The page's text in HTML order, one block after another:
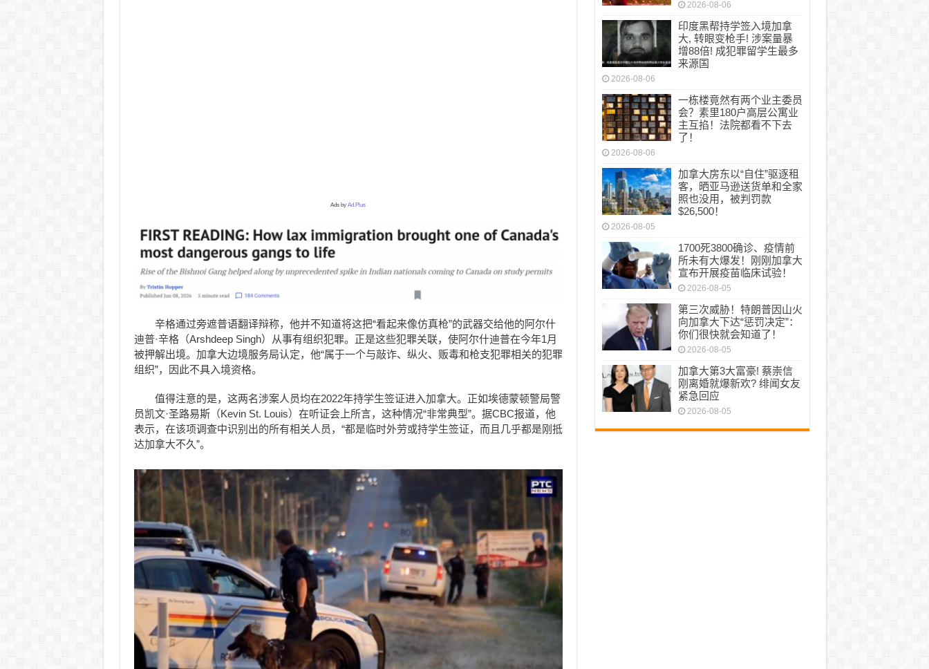
Ads by Ad.Plus
辛格通过旁遮普语翻译辩称，他并不知道将这把“看起来像仿真枪”的武器交给他的阿尔什
迪普·辛格（Arshdeep Singh）从事有组织犯罪。正是这些犯罪关联，使阿尔什迪普在今年1月
被押解出境。加拿大边境服务局认定，他“属于一个与敲诈、纵火、贩毒和枪支犯罪相关的犯罪
组织”，因此不具入境资格。
值得注意的是，这两名涉案人员均在2022年持学生签证进入加拿大。正如埃德蒙顿警局警
员凯文·圣路易斯（Kevin St. Louis）在听证会上所言，这种情况“非常典型”。据CBC报道，他
表示，在该项调查中识别出的所有相关人员，“都是临时外劳或持学生签证，而且几乎都是刚抵
达加拿大不久”。
2026-08-06
印度黑帮持学签入境加拿
大, 转眼变枪手! 涉案量暴
增88倍! 成犯罪留学生最多
来源国
2026-08-06
一栋楼竟然有两个业主委员
会？素里180户高层公寓业
主互掐！法院都看不下去
了！
2026-08-06
加拿大房东以“自住”驱逐租
客，晒亚马逊送货单和全家
照也没用，被判罚款
$26,500！
2026-08-05
1700死3800确诊、疫情前
所未有大爆发！刚刚加拿大
宣布开展疫苗临床试验！
2026-08-05
第三次威胁！特朗普因山火
向加拿大下达“惩罚决定”：
你们很快就会知道了！
2026-08-05
加拿大第3大富豪! 蔡崇信
刚离婚就爆新欢? 绯闻女友
紧急回应
2026-08-05